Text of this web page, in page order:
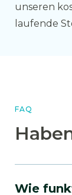
unseren
laufende
FAQ
Wie